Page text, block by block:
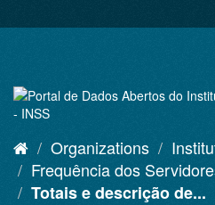
to
Organizations
Frequência dos
Totais e descrição de...